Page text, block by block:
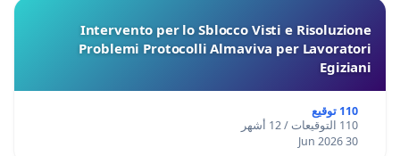
Intervento per lo Sblocco Visti e Risoluzione
Problemi Protocolli Almaviva per Lavoratori
Egiziani
110 توقيع
110 التوقيعات / 12 أشهر
30 Jun 2026